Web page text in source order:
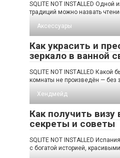
SQLITE NOT INSTALLED
традиций можно назвать
Аксессуары
Как украсить и
зеркало в ванной
SQLITE NOT INSTALLED Какой
комнаты не произведён — без
Хендмейд
Как получить визу
секреты и советы
SQLITE NOT INSTALLED
с богатой историей,